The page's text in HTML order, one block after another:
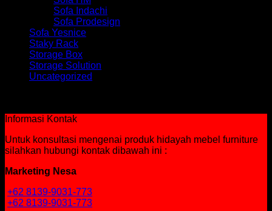
Sofa Indachi
Sofa Prodesign
Sofa Yesnice
Staky Rack
Storage Box
Storage Solution
Uncategorized
Informasi Kontak
Untuk konsultasi mengenai produk hidayah mebel furniture
silahkan hubungi kontak dibawah ini :
Marketing Nesa
+62 8139-9031-773
+62 8139-9031-773